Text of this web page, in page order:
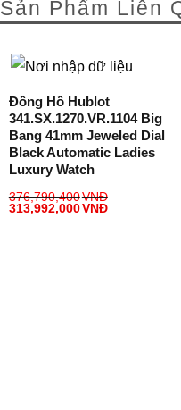
Sản Phẩm Liên
Đồng Hồ Hublot
341.SX.1270.VR.1104 Big
Bang 41mm Jeweled Dial
Black Automatic Ladies
Luxury Watch
376,790,400VNĐ
313,992,000VNĐ